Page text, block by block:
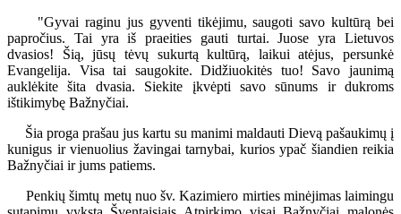
"Gyvai raginu jus gyventi tikėjimu, saugoti savo kultūrą bei
papročius. Tai yra iš praeities gauti turtai. Juose yra Lietuvos
dvasios! Šią, jūsų tėvų sukurtą kultūrą, laikui atėjus, persunkė
Evangelija. Visa tai saugokite. Didžiuokitės tuo! Savo jaunimą
auklėkite šita dvasia. Siekite įkvėpti savo sūnums ir dukroms
ištikimybę Bažnyčiai.
Šia proga prašau jus kartu su manimi maldauti Dievą pašaukimų į
kunigus ir vienuolius žavingai tarnybai, kurios ypač šiandien reikia
Bažnyčiai ir jums patiems.
Penkių šimtų metų nuo šv. Kazimiero mirties minėjimas laimingu